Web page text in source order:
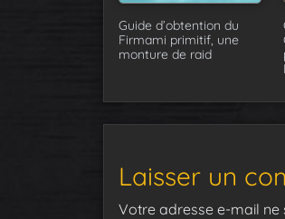
Guide d’obtention du
Firmami primitif, une
monture de raid
Laisser un
Votre adresse e-mail ne